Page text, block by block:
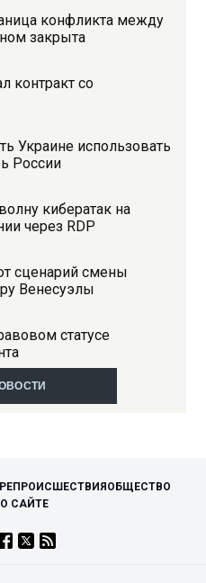
конфликта между
закрыта
контракт со
Украине использовать
России
кибератак на
через RDP
сценарий смены
Венесуэлы
статусе
ПРОИСШЕСТВИЯ ОБЩЕСТВО
О САЙТЕ